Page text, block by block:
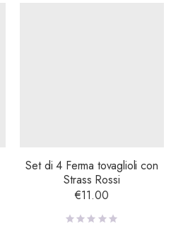
Set di 4 Ferma tovaglioli con
Strass Rossi
€11.00